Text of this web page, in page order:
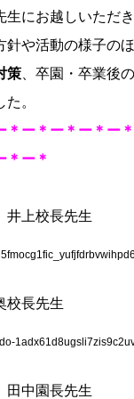
にお越しいただき
や活動の様子のほ
策 、卒園・卒業後
。
＊ー＊ー＊ー＊ー
＊ー＊
上校長先生
長先生
中園長先生